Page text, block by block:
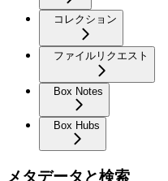
コレクション
ファイルリクエスト
Box Notes
Box Hubs
メタデータと検索